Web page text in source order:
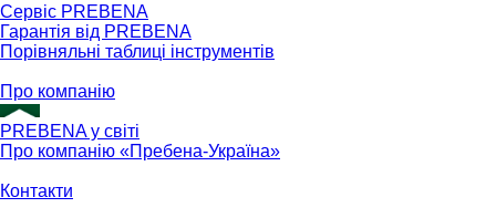
Сервіс PREBENA
Гарантія від PREBENA
Порівняльні таблиці інструментів
Про компанію
PREBENA у світі
Про компанію «Пребена-Україна»
Контакти